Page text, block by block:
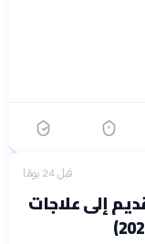
قبل 24 يومًا
إلى علاجات